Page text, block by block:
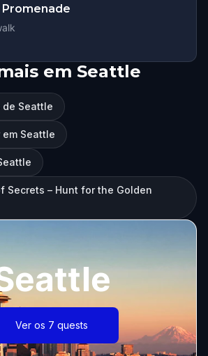
em Seattle
Seattle
Seattle
Secrets – Hunt for the Golden
Ver os 7 quests